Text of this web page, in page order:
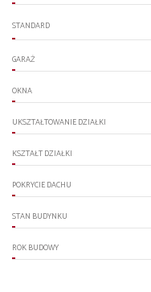
STANDARD
GARAŻ
OKNA
UKSZTAŁTOWANIE DZIAŁKI
KSZTAŁT DZIAŁKI
POKRYCIE DACHU
STAN BUDYNKU
ROK BUDOWY